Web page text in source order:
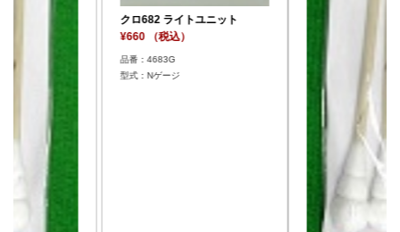
クロ682 ライトユニ
¥660 （税込）
型式：Nゲージ